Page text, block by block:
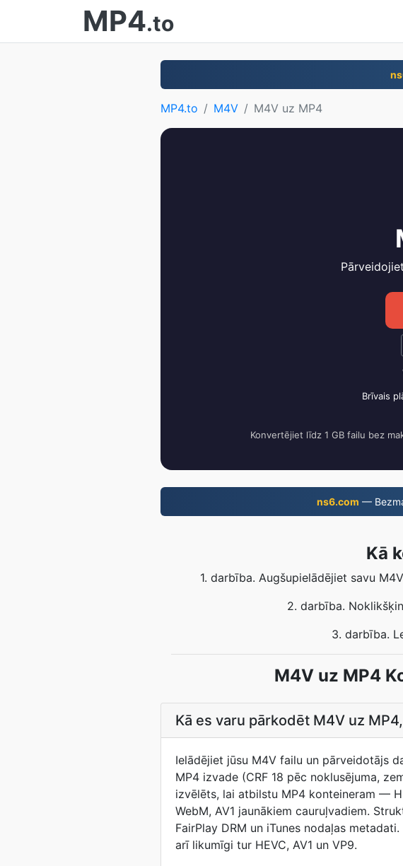
MP4.to
MP4.to M4V M4V uz MP4
Brīvais
Konvertējiet līdz 1 GB failu bez
ns6.com —
Kā
1. darbība. Augšupielādējiet savu
2. darbība.
3. darbība.
M4V uz MP4
Kā es varu pārkodēt M4V uz
Ielādējiet jūsu M4V failu un pārveidotājs
MP4 izvade (CRF 18 pēc noklusējuma,
izvēlēts, lai atbilstu MP4 konteineram —
WebM, AV1 jaunākiem cauruļvadiem.
FairPlay DRM un iTunes nodaļas
arī likumīgi tur HEVC, AV1 un VP9.